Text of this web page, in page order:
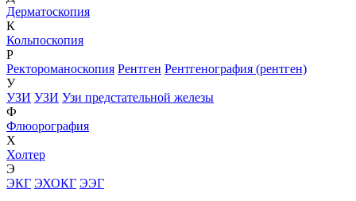
Дерматоскопия
К
Кольпоскопия
Р
Ректороманоскопия Рентген Рентгенография (рентген)
У
УЗИ УЗИ Узи предстательной железы
Ф
Флюорография
Х
Холтер
Э
ЭКГ ЭХОКГ ЭЭГ